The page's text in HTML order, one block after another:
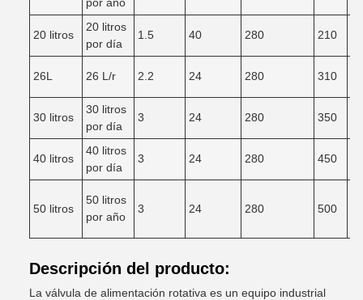
20 litros
20 litros
por día
1.5 40 280 210
26L 26 L/r 2.2 24 280 310
30 litros
30 litros
por día
3 24 280 350
40 litros
40 litros
por día
3 24 280 450
50 litros
50 litros
por año
3 24 280 500
Descripción del producto:
La válvula de alimentación rotativa es un equipo industrial